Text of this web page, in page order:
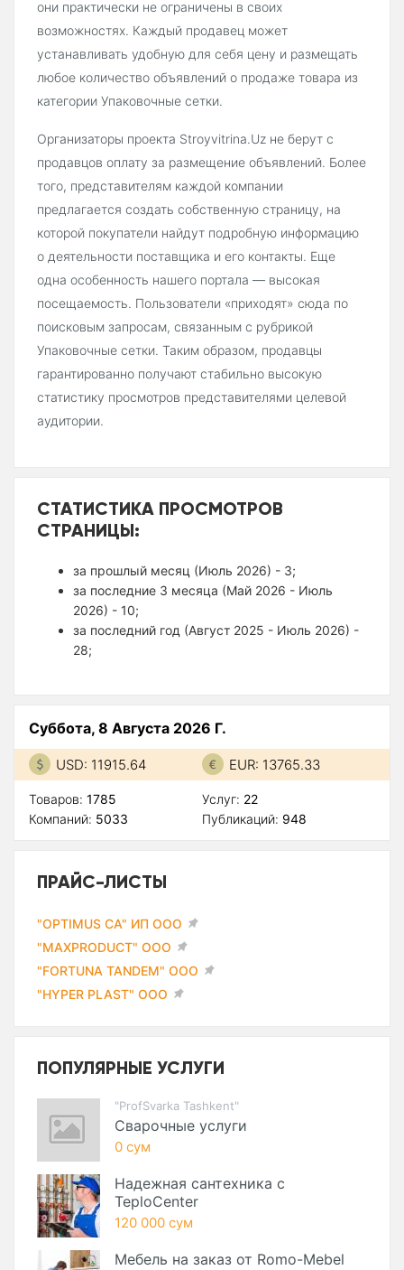
они практически не ограничены в своих
возможностях. Каждый продавец может
устанавливать удобную для себя цену и размещать
любое количество объявлений о продаже товара из
категории Упаковочные сетки.
Организаторы проекта Stroyvitrina.Uz не берут с
продавцов оплату за размещение объявлений. Более
того, представителям каждой компании
предлагается создать собственную страницу, на
которой покупатели найдут подробную информацию
о деятельности поставщика и его контакты. Еще
одна особенность нашего портала — высокая
посещаемость. Пользователи «приходят» сюда по
поисковым запросам, связанным с рубрикой
Упаковочные сетки. Таким образом, продавцы
гарантированно получают стабильно высокую
статистику просмотров представителями целевой
аудитории.
СТАТИСТИКА ПРОСМОТРОВ
СТРАНИЦЫ:
за прошлый месяц (Июль 2026) - 3;
за последние 3 месяца (Май 2026 - Июль
2026) - 10;
за последний год (Август 2025 - Июль 2026) -
28;
Суббота, 8 Августа 2026 Г.
USD: 11915.64 EUR: 13765.33
Товаров: 1785
Компаний: 5033
Услуг: 22
Публикаций: 948
ПРАЙС-ЛИСТЫ
"OPTIMUS CA" ИП ООО
"MAXPRODUCT" ООО
"FORTUNA TANDEM" ООО
"HYPER PLAST" ООО
ПОПУЛЯРНЫЕ УСЛУГИ
"ProfSvarka Tashkent"
Сварочные услуги
0 сум
Надежная сантехника с
TeploCenter
120 000 сум
Мебель на заказ от Romo-Mebel